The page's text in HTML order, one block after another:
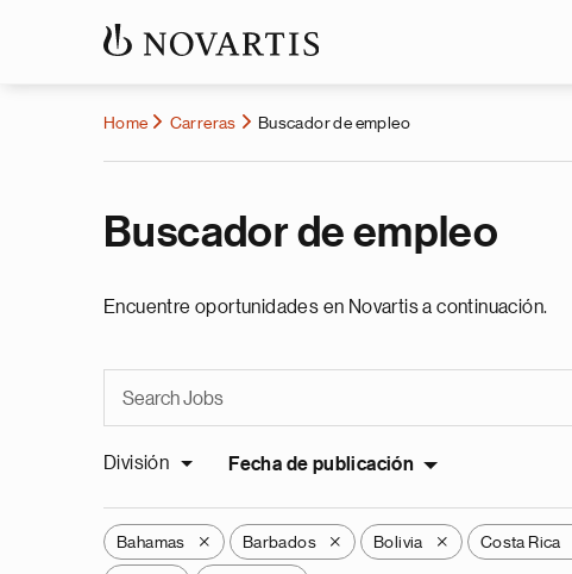
Home Carreras Buscador de empleo
Buscador de empleo
Encuentre oportunidades en Novartis a continuación.
División Fecha de publicación
Bahamas X Barbados X Bolivia X Costa Rica